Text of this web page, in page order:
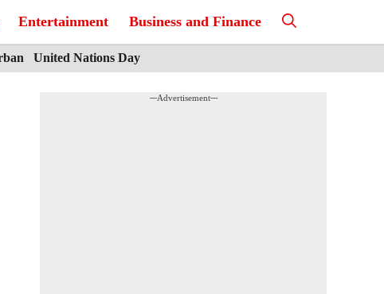
Entertainment Business and Finance
United Nations Day
---Advertisement---